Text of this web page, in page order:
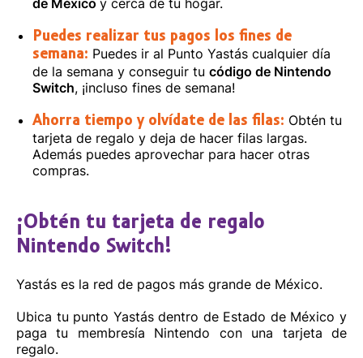
Puedes realizar tus pagos los fines de
semana: Puedes ir al Punto Yastás cualquier día
de la semana y conseguir tu código de Nintendo
Switch, ¡incluso fines de semana!
Ahorra tiempo y olvídate de las filas: Obtén tu
tarjeta de regalo y deja de hacer filas largas.
Además puedes aprovechar para hacer otras
compras.
¡Obtén tu tarjeta de regalo
Nintendo Switch!
Yastás es la red de pagos más grande de México.
Ubica tu punto Yastás dentro de Estado de México y
paga tu membresía Nintendo con una tarjeta de
regalo.